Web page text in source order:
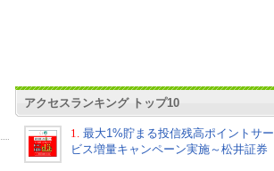
アクセスランキング トップ10
1.
最大1%貯まる投信残高ポイントサー
ビス増量キャンペーン実施～松井証券